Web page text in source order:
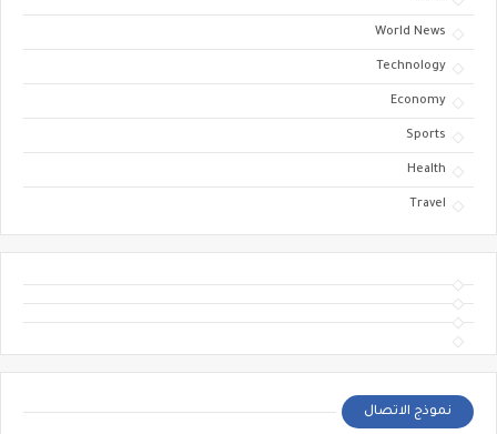
World News
Technology
Economy
Sports
Health
Travel
نموذج الاتصال